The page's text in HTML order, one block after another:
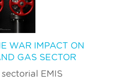
WAR IMPACT ON
GAS SECTOR
EMIS